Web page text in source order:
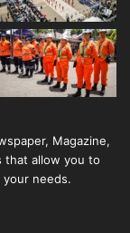
Magazine,
that allow you to
needs.